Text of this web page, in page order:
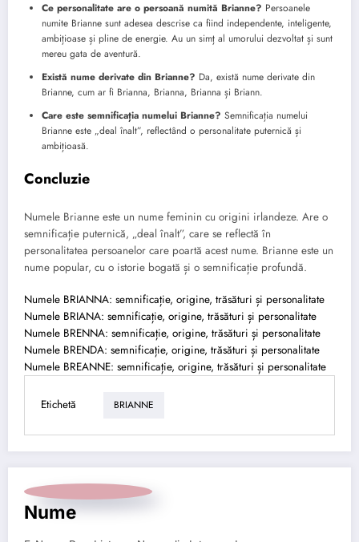
Ce personalitate are o persoană numită Brianne? Persoanele
numite Brianne sunt adesea descrise ca fiind independente, inteligente,
ambițioase și pline de energie. Au un simț al umorului dezvoltat și sunt
mereu gata de aventură.
Există nume derivate din Brianne? Da, există nume derivate din
Brianne, cum ar fi Brianna, Brianna, Brianna și Briann.
Care este semnificația numelui Brianne? Semnificația numelui
Brianne este „deal înalt”, reflectând o personalitate puternică și
ambițioasă.
Concluzie
Numele Brianne este un nume feminin cu origini irlandeze. Are o
semnificație puternică, „deal înalt”, care se reflectă în
personalitatea persoanelor care poartă acest nume. Brianne este un
nume popular, cu o istorie bogată și o semnificație profundă.
Numele BRIANNA: semnificație, origine, trăsături și personalitate
Numele BRIANA: semnificație, origine, trăsături și personalitate
Numele BRENNA: semnificație, origine, trăsături și personalitate
Numele BRENDA: semnificație, origine, trăsături și personalitate
Numele BREANNE: semnificație, origine, trăsături și personalitate
Etichetă BRIANNE
Nume